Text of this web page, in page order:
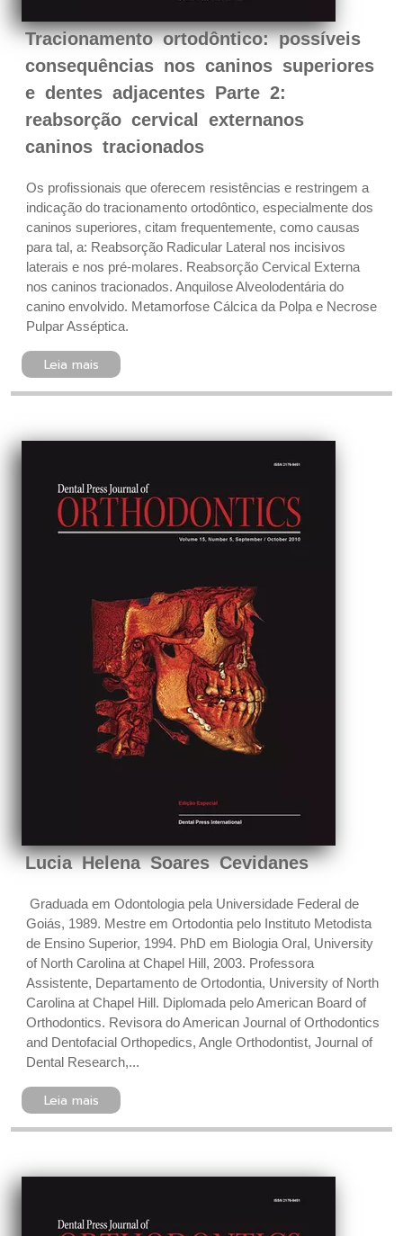
Tracionamento ortodôntico: possíveis
consequências nos caninos superiores
e dentes adjacentes Parte 2:
reabsorção cervical externanos
caninos tracionados
Os profissionais que oferecem resistências e restringem a
indicação do tracionamento ortodôntico, especialmente dos
caninos superiores, citam frequentemente, como causas
para tal, a: Reabsorção Radicular Lateral nos incisivos
laterais e nos pré-molares. Reabsorção Cervical Externa
nos caninos tracionados. Anquilose Alveolodentária do
canino envolvido. Metamorfose Cálcica da Polpa e Necrose
Pulpar Asséptica.
Leia mais
Lucia Helena Soares Cevidanes
 Graduada em Odontologia pela Universidade Federal de
Goiás, 1989. Mestre em Ortodontia pelo Instituto Metodista
de Ensino Superior, 1994. PhD em Biologia Oral, University
of North Carolina at Chapel Hill, 2003. Professora
Assistente, Departamento de Ortodontia, University of North
Carolina at Chapel Hill. Diplomada pelo American Board of
Orthodontics. Revisora do American Journal of Orthodontics
and Dentofacial Orthopedics, Angle Orthodontist, Journal of
Dental Research,...
Leia mais